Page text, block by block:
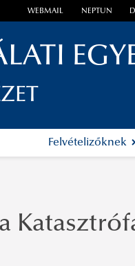
WEBMAIL NEPTUN
Felvételizőknek